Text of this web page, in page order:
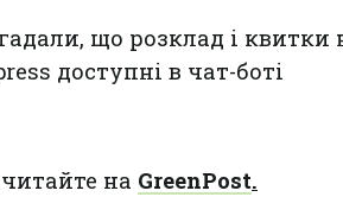
що розклад і квитки
доступні в чат-боті
на GreenPost.